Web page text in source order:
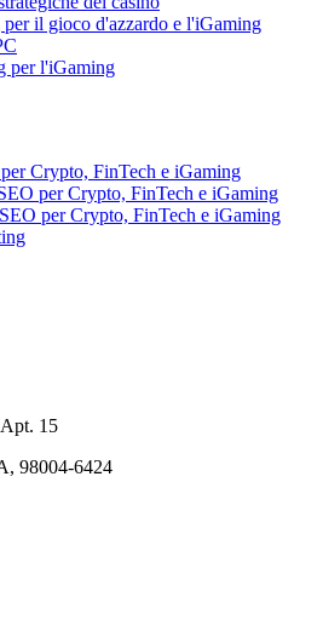
il gioco d'azzardo e l'iGaming
per l'iGaming
Crypto, FinTech e iGaming
per Crypto, FinTech e iGaming
per Crypto, FinTech e iGaming
15
98004-6424